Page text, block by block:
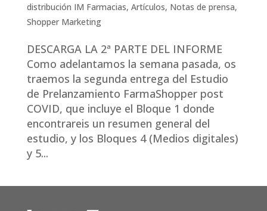
distribución IM Farmacias, Artículos, Notas de prensa,
Shopper Marketing
DESCARGA LA 2ª PARTE DEL INFORME
Como adelantamos la semana pasada, os
traemos la segunda entrega del Estudio
de Prelanzamiento FarmaShopper post
COVID, que incluye el Bloque 1 donde
encontrareis un resumen general del
estudio, y los Bloques 4 (Medios digitales)
y 5...